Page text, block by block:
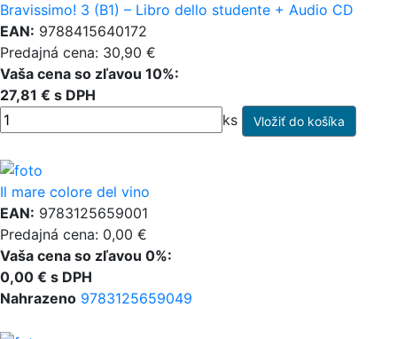
Bravissimo! 3 (B1) – Libro dello studente + Audio CD
EAN: 9788415640172
Predajná cena: 30,90 €
Vaša cena so zľavou 10%:
27,81 € s DPH
ks
Il mare colore del vino
EAN: 9783125659001
Predajná cena: 0,00 €
Vaša cena so zľavou 0%:
0,00 € s DPH
Nahrazeno 9783125659049